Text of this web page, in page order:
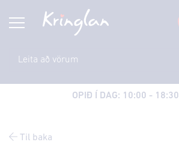
OPIÐ Í DAG: 10:00 - 18:30
Til baka